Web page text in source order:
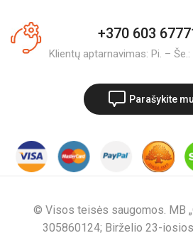
+370 603
Klientų aptarnavimas: Pi. – Še.:
Parašykite
© Visos teisės saugomos. MB
305860124; Birželio 23-